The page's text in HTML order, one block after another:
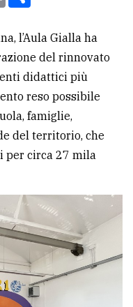
l’Aula Gialla ha
del rinnovato
didattici più
reso possibile
famiglie,
del territorio, che
per circa 27 mila